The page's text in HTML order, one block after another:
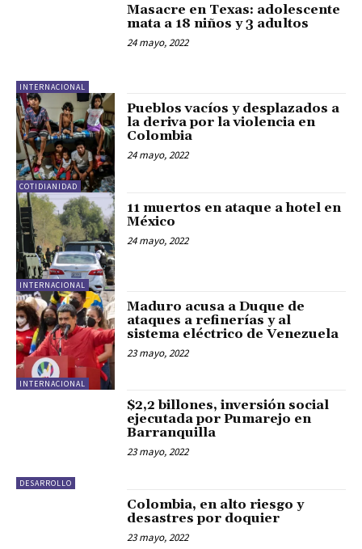
INTERNACIONAL
Masacre en Texas: adolescente
mata a 18 niños y 3 adultos
24 mayo, 2022
COTIDIANIDAD
Pueblos vacíos y desplazados a
la deriva por la violencia en
Colombia
24 mayo, 2022
INTERNACIONAL
11 muertos en ataque a hotel en
México
24 mayo, 2022
INTERNACIONAL
Maduro acusa a Duque de
ataques a refinerías y al
sistema eléctrico de Venezuela
23 mayo, 2022
DESARROLLO
$2,2 billones, inversión social
ejecutada por Pumarejo en
Barranquilla
23 mayo, 2022
Colombia, en alto riesgo y
desastres por doquier
23 mayo, 2022